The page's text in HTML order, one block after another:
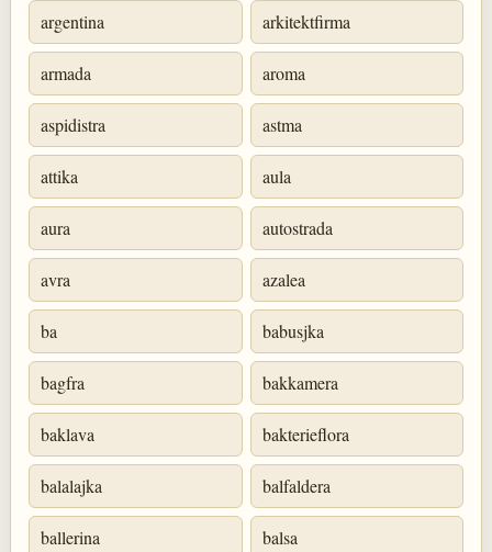
argentina arkitektfirma
armada aroma
aspidistra astma
attika aula
aura autostrada
avra azalea
ba babusjka
bagfra bakkamera
baklava bakterieflora
balalajka balfaldera
ballerina balsa